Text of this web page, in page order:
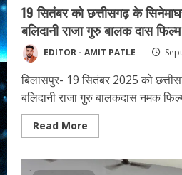
ख़ाक।
19 सितंबर को छत्तीसगढ़ के
बलिदानी राजा गुरु बालक दास
EDITOR - AMIT PATLE
बिलासपुर- 19 सितंबर 2025 को
बलिदानी राजा गुरु बालकदास नमक
Read More
more
सितंबर